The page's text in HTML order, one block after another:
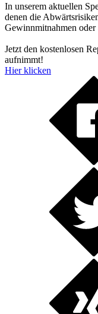
In unserem aktuellen
denen die
Gewinnmitnahmen oder
Jetzt den kostenlosen
aufnimmt!
Hier klicken